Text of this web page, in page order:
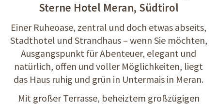
Sterne Hotel Meran, Südtirol
Einer Ruheoase, zentral und doch etwas abseits,
Stadthotel und Strandhaus – wenn Sie möchten,
Ausgangspunkt für Abenteuer, elegant und
natürlich, offen und voller Möglichkeiten, liegt
das Haus ruhig und grün in Untermais in Meran.
Mit großer Terrasse, beheiztem großzügigen